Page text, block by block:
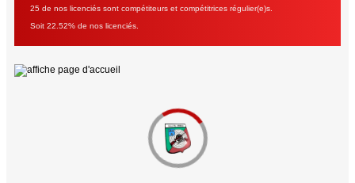
25 de nos licenciés sont compétiteurs et compétitrices régulier(e)s.
Soit 22.52% de nos licenciés.